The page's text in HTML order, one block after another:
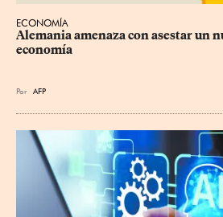
ECONOMÍA
Alemania amenaza con asestar un
economía
Por AFP